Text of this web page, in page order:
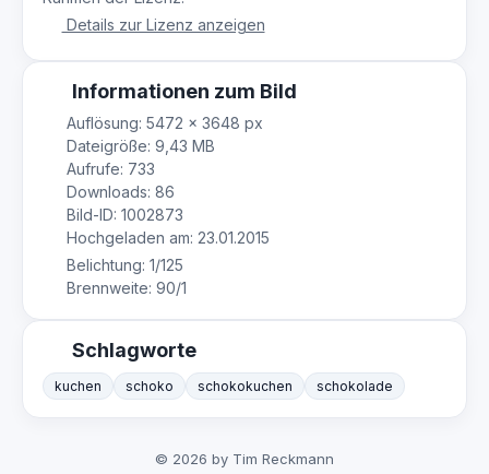
Details zur Lizenz anzeigen
Informationen zum Bild
Auflösung: 5472 × 3648 px
Dateigröße: 9,43 MB
Aufrufe: 733
Downloads: 86
Bild-ID: 1002873
Hochgeladen am: 23.01.2015
Belichtung: 1/125
Brennweite: 90/1
Schlagworte
kuchen schoko schokokuchen schokolade
© 2026 by Tim Reckmann